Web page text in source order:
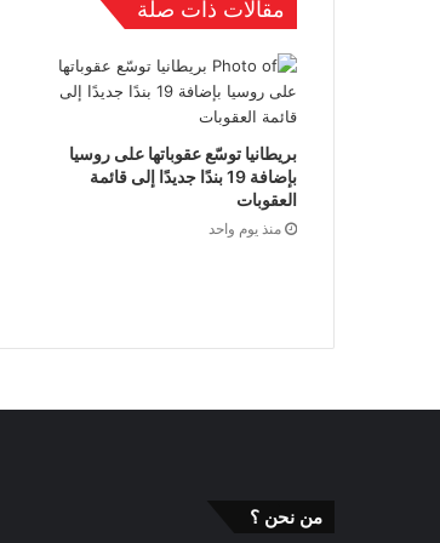
مقالات ذات صلة
بريطانيا توسّع عقوباتها على روسيا
بإضافة 19 بندًا جديدًا إلى قائمة
العقوبات
منذ يوم واحد
من نحن ؟